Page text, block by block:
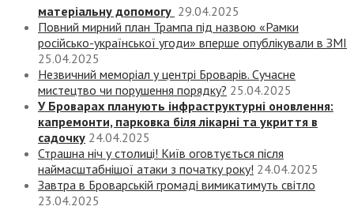
матеріальну допомогу 29.04.2025
Повний мирний план Трампа під назвою «‎Рамки
російсько-української угоди» вперше опублікували в ЗМІ
25.04.2025
Незвичний меморіал у центрі Броварів. Сучасне
мистецтво чи порушення порядку? 25.04.2025
У Броварах планують інфраструктурні оновлення:
капремонти, парковка біля лікарні та укриття в
садочку 24.04.2025
Страшна ніч у столиці! Київ оговтується після
наймасштабнішої атаки з початку року! 24.04.2025
Завтра в Броварській громаді вимикатимуть світло
23.04.2025